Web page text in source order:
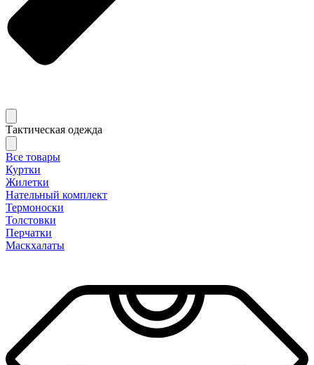
Тактическая одежда
Все товары
Куртки
Жилетки
Нательный комплект
Термоноски
Толстовки
Перчатки
Маскхалаты